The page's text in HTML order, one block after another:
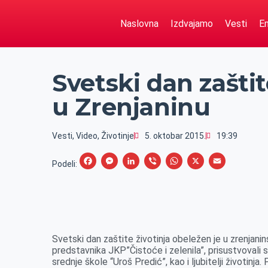
Naslovna Izdvajamo Vesti
Svetski dan
u Zrenjaninu
Vesti,Video, Životinje 5. oktobar 2015. 19:39
Podeli:
F
o
o
M
n
g
L
d
I
V
W
A
p
X
Svetski dan zaštite životinja obeležen je u
predstavnika JKP”Čistoće i zelenila”,
srednje škole “Uroš Predić”, kao i ljubitelji